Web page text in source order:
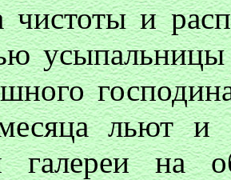
чистоты и
льют и
галереи на